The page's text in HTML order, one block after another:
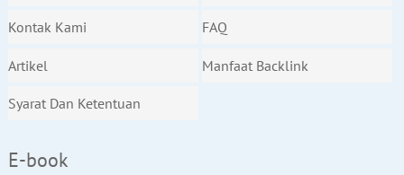
Kontak Kami FAQ
Artikel Manfaat Backlink
Syarat Dan Ketentuan
E-book